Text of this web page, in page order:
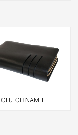
CLUTCH NAM 1